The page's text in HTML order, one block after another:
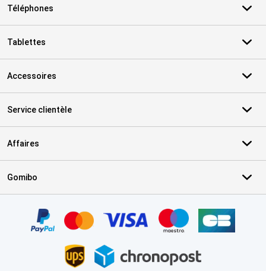
Téléphones
Tablettes
Accessoires
Service clientèle
Affaires
Gomibo